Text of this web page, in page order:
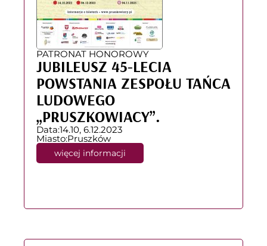
PATRONAT HONOROWY
JUBILEUSZ 45-LECIA
POWSTANIA ZESPOŁU TAŃCA
LUDOWEGO
„PRUSZKOWIACY”.
Data:14.10, 6.12.2023
Miasto:Pruszków
więcej informacji